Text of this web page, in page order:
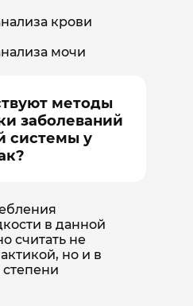
крови
мочи
методы
заболеваний
системы у
в данной
считать не
но и в